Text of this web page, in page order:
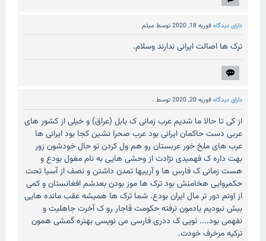
دارای دیدگاهفوریه 18, 2020 توسط میثم
ترک ها اصالت ایرانی ندارند وسلام.
دارای دیدگاهفوریه 20, 2020 توسط .
از کی تا حالا ما شدیم عرب زمانی ک بابل (عراق) و خیلی از کشور های
عربی دست حاکمان ایرانی بود عرب صحرا نشین کجا بود ایرانی ها
عرب های ملخ خور عربستان رو هم ول کردن تو حال خودشون زور
بهت داره ک فهمیدی نژادت از وحشی هایی به نام مغول بودع و
هست زمانی ک فارس ها و آرییها تمدن داشتن و نصف از آسیا تحت
حکمروایی هخامنش بود ترک ها موز بودن بعدشم افغانستان و کمی
از اونم دور تر مال ایران بودع. شما ترک ها همیشه عقب مانده هایی
بیش نبودیم یادمون نرفته حکومت قاجار رو ک آخرت جاهلیت و
نفهمی بود.... تویی ک ددری فارسی می نویسی بهتره گمشی همون
ترکیه مزخرف خودت.